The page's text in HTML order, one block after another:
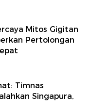
Mitos Gigitan
Pertolongan
Timnas
Singapura,